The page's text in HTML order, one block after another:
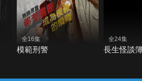
全16集
模範刑警
全24集
長生怪談